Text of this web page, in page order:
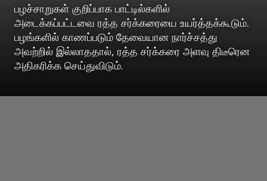
பழச்சாறுகள் குறிப்பாக பாட்டில்களில்
அடைக்கப்பட்டவை ரத்த சர்க்கரையை உயர்த்தக்கூடும்.
பழங்களில் காணப்படும் தேவையான நார்ச்சத்து
அவற்றில் இல்லாததால், ரத்த சர்க்கரை அளவு திடீரென
அதிகரிக்க செய்துவிடும்.